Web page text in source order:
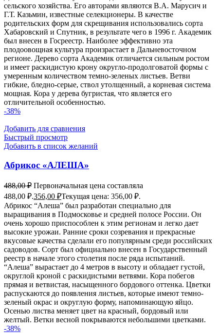
сельского хозяйства. Его авторами являются В.А. Марусич и
Г.Т. Казьмин, известные селекционеры. В качестве
родительских форм для скрещивания использовались сорта
Хабаровский и Спутник, в результате чего в 1996 г. Академик
был внесен в Госреестр. Наиболее эффективно эта
плодоовощная культура произрастает в Дальневосточном
регионе. Дерево сорта Академик отличается сильным ростом
и имеет раскидистую крону округло-продолговатой формы с
умеренным количеством темно-зеленых листьев. Ветви
гибкие, бледно-серые, ствол утолщенный, а корневая система
мощная. Кора у дерева бугристая, что является его
отличительной особенностью.
-38%
Добавить для сравнения
Быстрый просмотр
Добавить в список желаний
Абрикос «АЛЕША»
488,00₽ Первоначальная цена составляла
488,00 ₽.356,00 ₽Текущая цена: 356,00 ₽.
Абрикос “Алеша” был разработан специально для
выращивания в Подмосковье и средней полосе России. Он
очень хорошо приспособлен к этим регионам и легко дает
высокие урожаи. Ранние сроки созревания и прекрасные
вкусовые качества сделали его популярным среди российских
садоводов. Сорт был официально внесен в Государственный
реестр в начале этого столетия после ряда испытаний.
“Алеша” вырастает до 4 метров в высоту и обладает густой,
округлой кроной с раскидистыми ветвями. Кора побегов
прямая и ветвистая, насыщенного бордового оттенка. Цветки
распускаются до появления листьев, которые имеют темно-
зеленый окрас и округлую форму, напоминающую яйцо.
Осенью листва меняет цвет на красный, бордовый или
желтый. Ветки весной покрываются небольшими цветками.
-38%